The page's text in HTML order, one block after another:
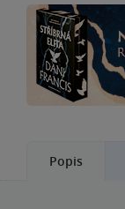
Popis